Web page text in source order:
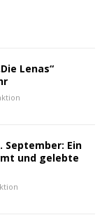
Lenas“
September: Ein
und gelebte